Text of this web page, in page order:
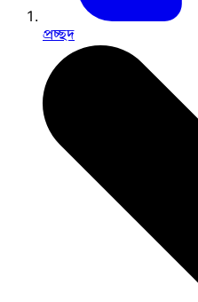
প্রচ্ছদ